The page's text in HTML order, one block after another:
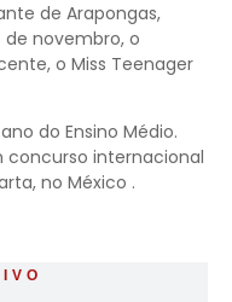
de Arapongas,
de novembro, o
o Miss Teenager
do Ensino Médio.
concurso internacional
no México .